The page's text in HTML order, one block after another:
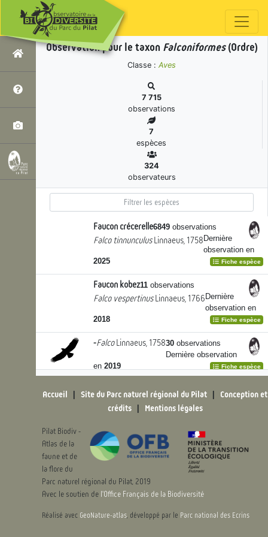
Observation pour le taxon Falconiformes(Ordre)
Classe : Aves
7 715
observations
7
espèces
324
observateurs
Faucon crécerelle
Falco tinnunculusLinnaeus, 1758
6849 observations
Dernière
observation en
2025
Fiche espèce
Faucon kobez
Falco vespertinusLinnaeus, 1766
11 observations
Dernière
observation en
2018
Fiche espèce
-FalcoLinnaeus, 175830 observations
Dernière observation
en 2019 Fiche espèce
Faucon émerillon
Falco columbariusLinnaeus, 1758
22observations
2019
Faucon pèlerin
Tunstall, 1771
321observations
Dernière
2024
Faucon hobereau481observations
Accueil | Site du Parc naturel régional du Pilat | Conception et
crédits| Mentions légales
Pilat Biodiv -
Atlas de la
faune et de
la flore du
Parc naturel régional du Pilat, 2019
Avec le soutien de l'Office Français de la Biodiversité
Réalisé avec GeoNature-atlas, développé par le Parc national des Ecrins